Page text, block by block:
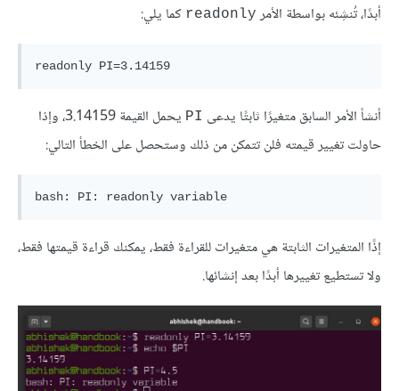
أبدًا، تُنشِئه بواسطة الأمر readonly كما يلي:
أنشأ الأمر السابق متغيرًا ثابتًا يدعى PI
يحمل القيمة 3.14159، وإذا
حاولت تغيير قيمته فلن تتمكن من ذلك وستحصل على الخطأ التالي:
إذًا المتغيرات الثابتة هي متغيرات للقراءة فقط، يمكنك قراءة قيمتها فقط،
ولا تستطيع تغييرها أبدًا بعد إنشائها.